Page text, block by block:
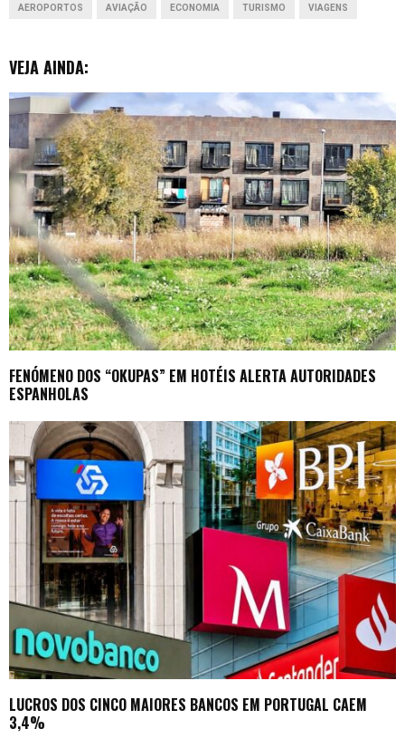
k p n
e
AEROPORTOS AVIAÇÃO ECONOMIA TURISMO VIAGENS
VEJA AINDA:
FENÓMENO DOS “OKUPAS” EM HOTÉIS ALERTA AUTORIDADES
ESPANHOLAS
LUCROS DOS CINCO MAIORES BANCOS EM PORTUGAL CAEM
3,4%